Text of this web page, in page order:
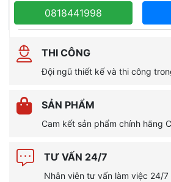
0818441998
THI CÔNG
Đội ngũ thiết kế và thi công
SẢN PHẨM
Cam kết sản phẩm chính hãng
TƯ VẤN 24/7
Nhân viên tư vấn làm việc 24/7